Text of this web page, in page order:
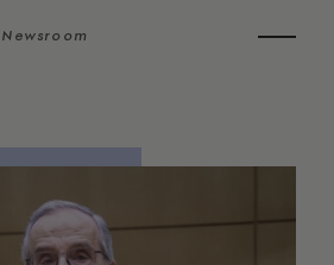
Newsroom